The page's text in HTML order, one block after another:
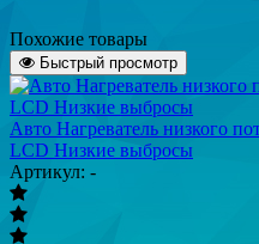
Похожие товары
Быстрый просмотр
Авто Нагреватель низкого
LCD Низкие выбросы
Артикул: -